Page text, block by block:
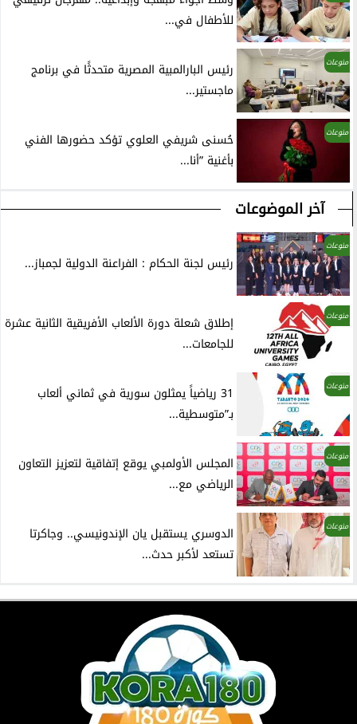
للأطفال في...
منوعات
رئيس البارالمبية المصرية متحدثًا في برنامج
ماجستير...
منوعات
حُسنى شريفي العلوي تؤكد حضورها الفني
بأغنية ”أنا...
آخر الموضوعات
منوعات
رئيس لجنة الحكام : الفراعنة الدولية لجمباز...
منوعات
إطلاق شعلة دورة الألعاب الأفريقية الثانية عشرة
للجامعات...
منوعات
31 رياضياً يمثلون سورية في ثماني ألعاب
بـ”متوسطية...
منوعات
المجلس الأولمبي يوقع إتفاقية لتعزيز التعاون
الرياضي مع...
منوعات
الدوسري يستقبل يان الإندونيسي.. وجاكرتا
تستعد لأكبر حدث...